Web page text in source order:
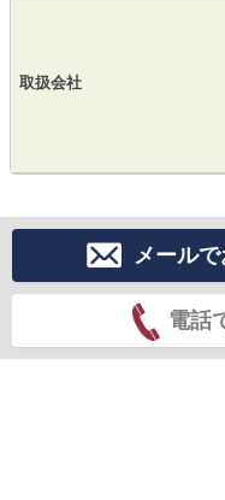
取扱会社
メール
電話